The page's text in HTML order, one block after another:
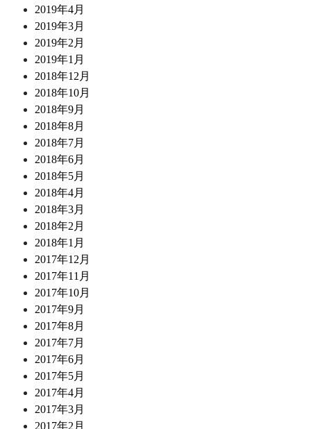
2019年4月
2019年3月
2019年2月
2019年1月
2018年12月
2018年10月
2018年9月
2018年8月
2018年7月
2018年6月
2018年5月
2018年4月
2018年3月
2018年2月
2018年1月
2017年12月
2017年11月
2017年10月
2017年9月
2017年8月
2017年7月
2017年6月
2017年5月
2017年4月
2017年3月
2017年2月